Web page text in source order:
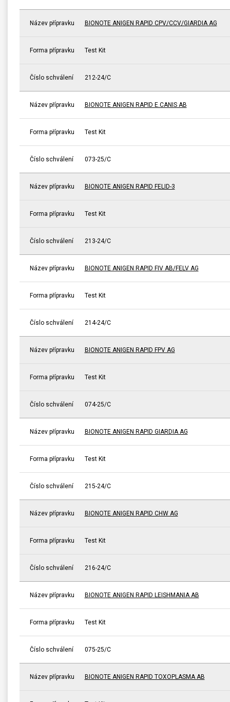
Název přípravku BIONOTE ANIGEN RAPID CPV/CCV/GIARDIA AG
Forma přípravku Test Kit
Číslo schválení 212-24/C
Název přípravku BIONOTE ANIGEN RAPID E.CANIS AB
Forma přípravku Test Kit
Číslo schválení 073-25/C
Název přípravku BIONOTE ANIGEN RAPID FELID-3
Forma přípravku Test Kit
Číslo schválení 213-24/C
Název přípravku BIONOTE ANIGEN RAPID FIV AB/FELV AG
Forma přípravku Test Kit
Číslo schválení 214-24/C
Název přípravku BIONOTE ANIGEN RAPID FPV AG
Forma přípravku Test Kit
Číslo schválení 074-25/C
Název přípravku BIONOTE ANIGEN RAPID GIARDIA AG
Forma přípravku Test Kit
Číslo schválení 215-24/C
Název přípravku BIONOTE ANIGEN RAPID CHW AG
Forma přípravku Test Kit
Číslo schválení 216-24/C
Název přípravku BIONOTE ANIGEN RAPID LEISHMANIA AB
Forma přípravku Test Kit
Číslo schválení 075-25/C
Název přípravku BIONOTE ANIGEN RAPID TOXOPLASMA AB